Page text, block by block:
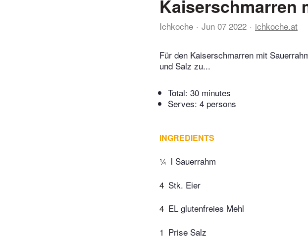
Kaiserschmarren
Ichkoche Jun 07 2022 ichkoche.at
Für den Kaiserschmarren mit
und Salz zu...
Total: 30 minutes
Serves: 4 persons
INGREDIENTS
¼ l Sauerrahm
4 Stk. Eier
4 EL glutenfreies Mehl
1 Prise Salz